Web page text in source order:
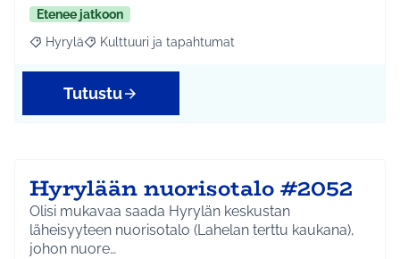
Etenee jatkoon
Rajaa tulokset aihepiirin mukaan: Hyrylä
Hyrylä Rajaa tulokset teeman mukaan: Kulttuuri ja
Kulttuuri ja tapahtumat
Tutustu
Hyrylään nuorisotalo #2052
Olisi mukavaa saada Hyrylän keskustan
läheisyyteen nuorisotalo (Lahelan terttu kaukana),
johon nuore…